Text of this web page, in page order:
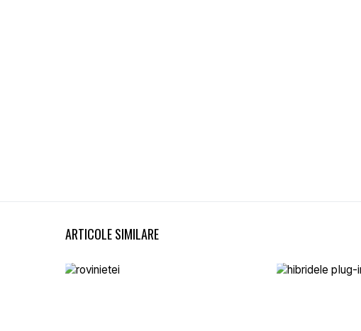
ARTICOLE SIMILARE